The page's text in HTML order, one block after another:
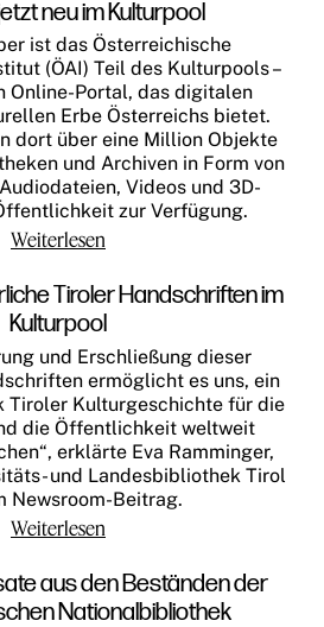
neu im Kulturpool
ist das Österreichische
(ÖAI) Teil des Kulturpools –
Online-Portal, das digitalen
Erbe Österreichs bietet.
dort über eine Million Objekte
und Archiven in Form von
Videos und 3D-
zur Verfügung.
Weiterlesen
Tiro­ler Hand­schrif­ten im
Kulturpool
und Erschließung dieser
ermöglicht es uns, ein
Tiroler Kulturgeschichte für die
die Öffentlichkeit weltweit
erklärte Eva Ramminger,
und Landesbibliothek Tirol
Newsroom-Beitrag.
Weiterlesen
aus den Beständen der
Nationalbibliothek